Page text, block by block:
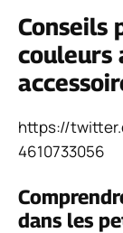
Conseils
couleurs
https://
4610733056
dans les